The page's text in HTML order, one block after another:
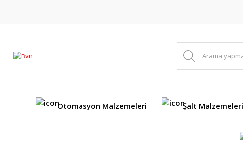
Otomasyon Malzemeleri Şalt Malzemeleri